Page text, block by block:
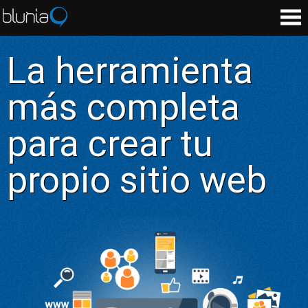
La herramienta
más completa
para crear tu
propio sitio web